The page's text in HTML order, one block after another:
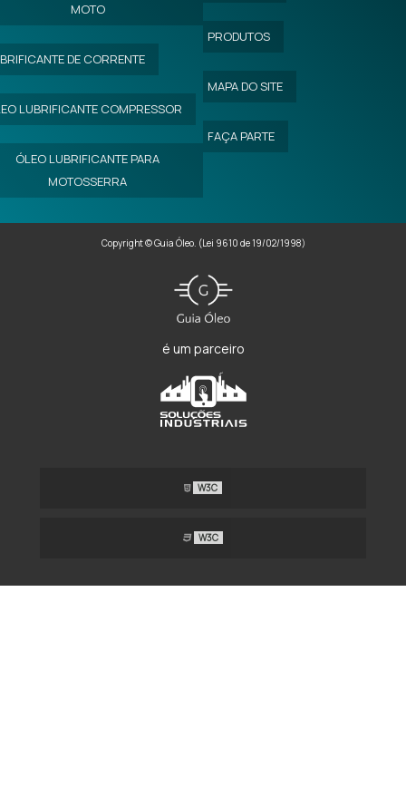
MOTO
DE CORRENTE
LUBRIFICANTE COMPRESSOR
ÓLEO LUBRIFICANTE PARA
MOTOSSERRA
PRODUTOS
MAPA DO SITE
FAÇA PARTE
Copyright © Guia Óleo. (Lei 9610 de 19/02/1998)
é um parceiro
W3C
W3C